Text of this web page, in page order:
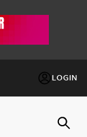
LOGIN
FACTOR